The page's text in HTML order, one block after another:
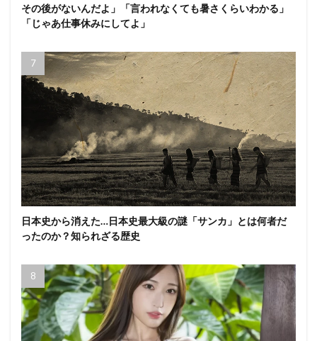
その後がないんだよ」「言われなくても暑さくらいわかる」
「じゃあ仕事休みにしてよ」
日本史から消えた…日本史最大級の謎「サンカ」とは何者だ
ったのか？知られざる歴史